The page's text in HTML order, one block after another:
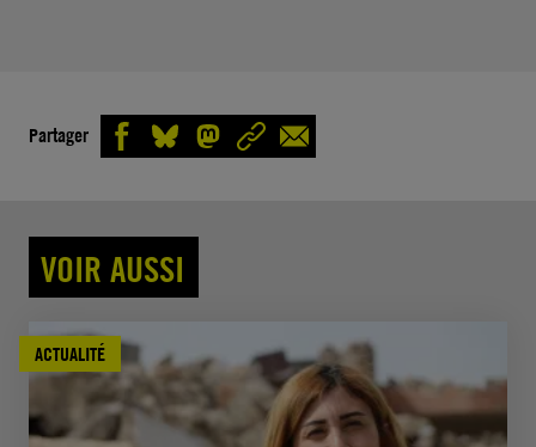
Partager
VOIR AUSSI
ACTUALITÉ